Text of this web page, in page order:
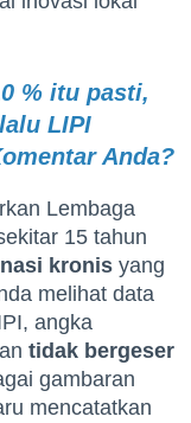
% itu pasti,
LIPI
Anda?
Lembaga
15 tahun
kronis yang
melihat data
angka
tidak bergeser
gambaran
mencatatkan